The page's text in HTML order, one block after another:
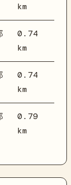
km
0.74
km
0.74
km
0.79
km